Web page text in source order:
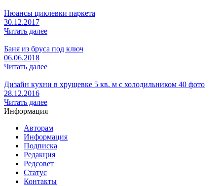
Нюансы циклевки паркета
30.12.2017
Читать далее
Баня из бруса под ключ
06.06.2018
Читать далее
Дизайн кухни в хрущевке 5 кв. м с холодильником 40 фото
28.12.2016
Читать далее
Информация
Авторам
Информация
Подписка
Редакция
Редсовет
Статус
Контакты